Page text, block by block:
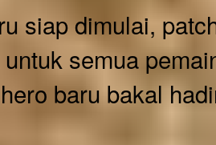
siap dimulai,
semua
baru bakal